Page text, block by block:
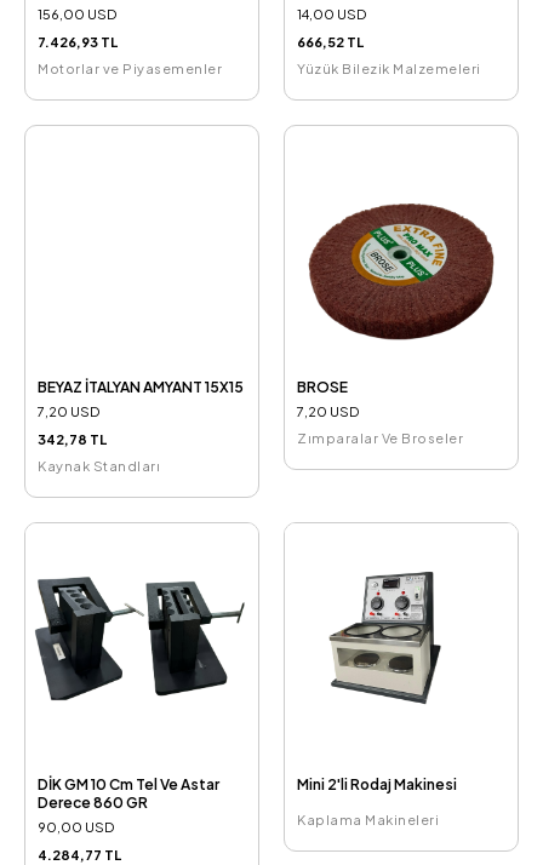
156,00 USD
7.426,93 TL
Motorlar ve Piyasemenler
14,00 USD
666,52 TL
Yüzük Bilezik Malzemeleri
BEYAZ İTALYAN AMYANT 15X15
7,20 USD
342,78 TL
Kaynak Standları
BROSE
7,20 USD
Zımparalar Ve Broseler
DİK GM 10 Cm Tel Ve Astar
Derece 860 GR
90,00 USD
4.284,77 TL
Mini 2'li Rodaj Makinesi
Kaplama Makineleri